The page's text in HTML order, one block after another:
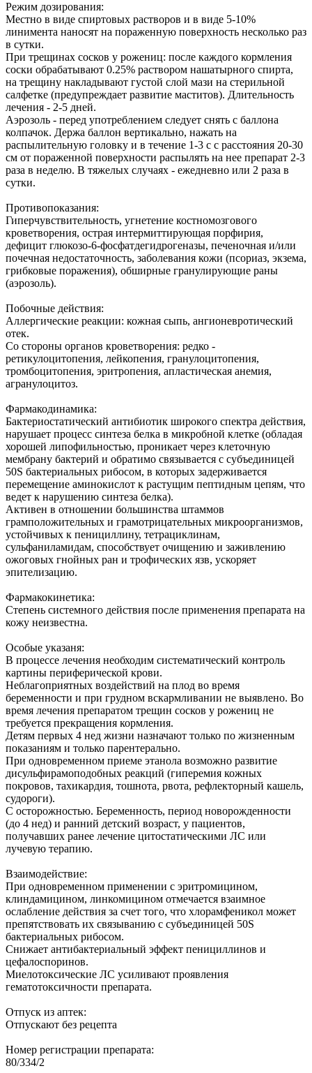
Режим дозирования:
Местно в виде спиртовых растворов и в виде 5-10%
линимента наносят на пораженную поверхность несколько раз
в сутки.
При трещинах сосков у рожениц: после каждого кормления
соски обрабатывают 0.25% раствором нашатырного спирта,
на трещину накладывают густой слой мази на стерильной
салфетке (предупреждает развитие маститов). Длительность
лечения - 2-5 дней.
Аэрозоль - перед употреблением следует снять с баллона
колпачок. Держа баллон вертикально, нажать на
распылительную головку и в течение 1-3 с с расстояния 20-30
см от пораженной поверхности распылять на нее препарат 2-3
раза в неделю. В тяжелых случаях - ежедневно или 2 раза в
сутки.
Противопоказания:
Гиперчувствительность, угнетение костномозгового
кроветворения, острая интермиттирующая порфирия,
дефицит глюкозо-6-фосфатдегидрогеназы, печеночная и/или
почечная недостаточность, заболевания кожи (псориаз, экзема,
грибковые поражения), обширные гранулирующие раны
(аэрозоль).
Побочные действия:
Аллергические реакции: кожная сыпь, ангионевротический
отек.
Со стороны органов кроветворения: редко -
ретикулоцитопения, лейкопения, гранулоцитопения,
тромбоцитопения, эритропения, апластическая анемия,
агранулоцитоз.
Фармакодинамика:
Бактериостатический антибиотик широкого спектра действия,
нарушает процесс синтеза белка в микробной клетке (обладая
хорошей липофильностью, проникает через клеточную
мембрану бактерий и обратимо связывается с субъединицей
50S бактериальных рибосом, в которых задерживается
перемещение аминокислот к растущим пептидным цепям, что
ведет к нарушению синтеза белка).
Активен в отношении большинства штаммов
грамположительных и грамотрицательных микроорганизмов,
устойчивых к пенициллину, тетрациклинам,
сульфаниламидам, способствует очищению и заживлению
ожоговых гнойных ран и трофических язв, ускоряет
эпителизацию.
Фармакокинетика:
Степень системного действия после применения препарата на
кожу неизвестна.
Особые указаня:
В процессе лечения необходим систематический контроль
картины периферической крови.
Неблагоприятных воздействий на плод во время
беременности и при грудном вскармливании не выявлено. Во
время лечения препаратом трещин сосков у рожениц не
требуется прекращения кормления.
Детям первых 4 нед жизни назначают только по жизненным
показаниям и только парентерально.
При одновременном приеме этанола возможно развитие
дисульфирамоподобных реакций (гиперемия кожных
покровов, тахикардия, тошнота, рвота, рефлекторный кашель,
судороги).
С осторожностью. Беременность, период новорожденности
(до 4 нед) и ранний детский возраст, у пациентов,
получавших ранее лечение цитостатическими ЛС или
лучевую терапию.
Взаимодействие:
При одновременном применении с эритромицином,
клиндамицином, линкомицином отмечается взаимное
ослабление действия за счет того, что хлорамфеникол может
препятствовать их связыванию с субъединицей 50S
бактериальных рибосом.
Снижает антибактериальный эффект пенициллинов и
цефалоспоринов.
Миелотоксические ЛС усиливают проявления
гематотоксичности препарата.
Отпуск из аптек:
Отпускают без рецепта
Номер регистрации препарата:
80/334/2